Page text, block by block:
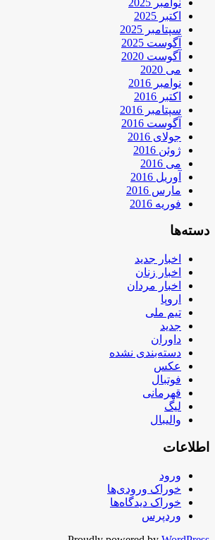
اکتبر 2025
سپتامبر 2025
آگوست 2025
آگوست 2020
می 2020
نوامبر 2016
اکتبر 2016
سپتامبر 2016
آگوست 2016
جولای 2016
ژوئن 2016
می 2016
آوریل 2016
مارس 2016
فوریه 2016
دسته‌ها
اخبار جدید
اخبار زنان
اخبار مردان
اروپا
تیم ملی
جدید
داوران
دسته‌بندی نشده
عکس
فوتبال
قهرمانی
لیگ
والیبال
اطلاعات
ورود
خوراک ورودی‌ها
خوراک دیدگاه‌ها
وردپرس